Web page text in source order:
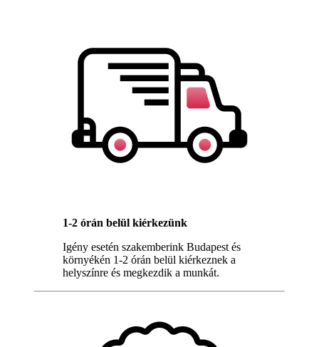
1-2 órán belül kiérkezünk
Igény esetén szakemberink Budapest és
környékén 1-2 órán belül kiérkeznek a
helyszínre és megkezdik a munkát.